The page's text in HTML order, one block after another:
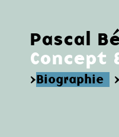
Pascal
Concept
>Biographie >